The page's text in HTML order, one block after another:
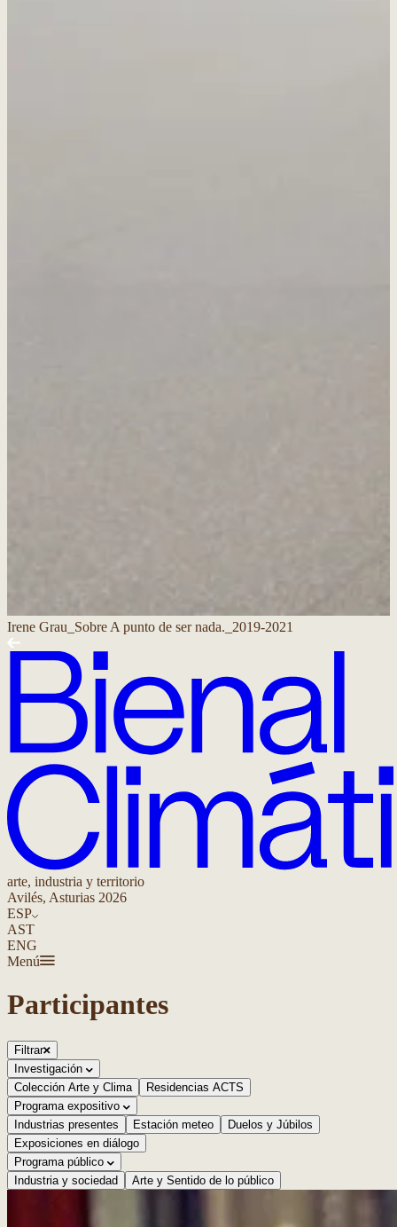
Irene Grau_Sobre A punto de ser nada._2019-2021
arte, industria y territorio
Avilés, Asturias 2026
ESP
AST
ENG
Menú
Participantes
Filtrar
Investigación
Colección Arte y Clima
Residencias ACTS
Programa expositivo
Industrias presentes
Estación meteo
Duelos y Júbilos
Exposiciones en diálogo
Programa público
Industria y sociedad
Arte y Sentido de lo público